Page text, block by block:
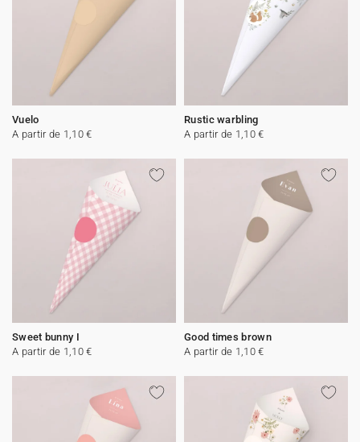
Vuelo
A partir de 1,10 €
Rustic warbling
A partir de 1,10 €
Sweet bunny I
A partir de 1,10 €
Good times brown
A partir de 1,10 €